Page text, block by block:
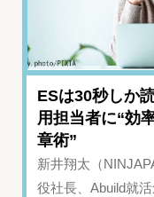
ESは30秒しか
用担当者に“効
章術”
新井翔太（
役社長、Abuild就活